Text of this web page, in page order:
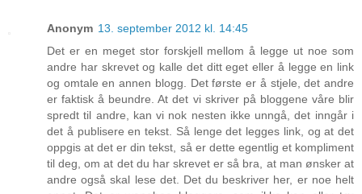
Anonym 13. september 2012 kl. 14:45
Det er en meget stor forskjell mellom å legge ut noe som
andre har skrevet og kalle det ditt eget eller å legge en link
og omtale en annen blogg. Det første er å stjele, det andre
er faktisk å beundre. At det vi skriver på bloggene våre blir
spredt til andre, kan vi nok nesten ikke unngå, det inngår i
det å publisere en tekst. Så lenge det legges link, og at det
oppgis at det er din tekst, så er dette egentlig et kompliment
til deg, om at det du har skrevet er så bra, at man ønsker at
andre også skal lese det. Det du beskriver her, er noe helt